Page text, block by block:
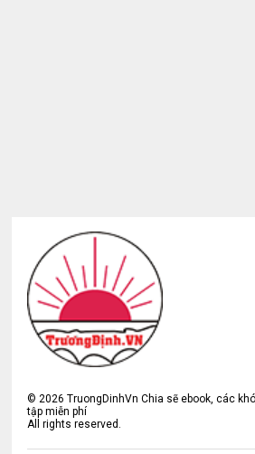
©2026 TruongDinhVn Chia sẽ ebook, các
tập miễn phí
All rights reserved.